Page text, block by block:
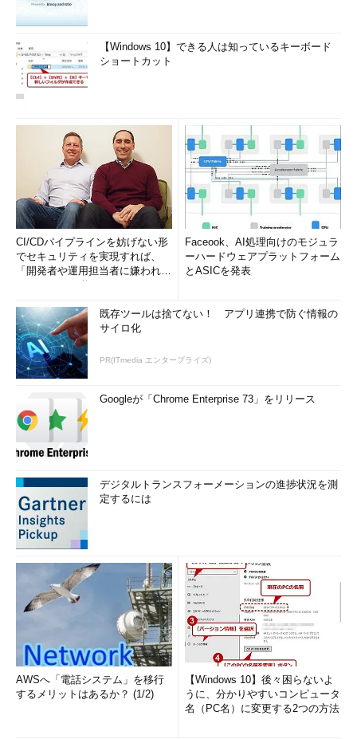
【Windows 10】できる人は知っているキーボード
ショートカット
CI/CDパイプラインを妨げない形
でセキュリティを実現すれば、
「開発者や運用担当者に嫌われな
Faceook、AI処理向けのモジュラ
ーハードウェアプラットフォーム
とASICを発表
既存ツールは捨てない！ アプリ連携で防ぐ情報の
サイロ化
PR(ITmedia エンタープライズ)
Googleが「Chrome Enterprise 73」をリリース
デジタルトランスフォーメーションの進捗状況を測
定するには
AWSへ「電話システム」を移行
するメリットはあるか？ (1/2)
【Windows 10】後々困らないよ
うに、分かりやすいコンピュータ
名（PC名）に変更する2つの方法